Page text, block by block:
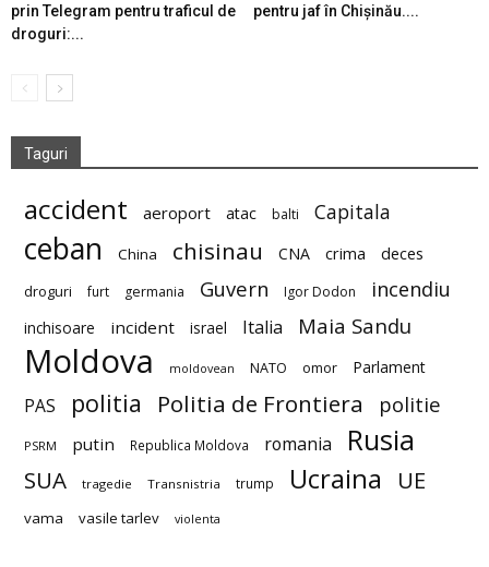
prin Telegram pentru traficul de
droguri:...
pentru jaf în Chișinău....
Taguri
accident aeroport atac balti Capitala
ceban China chisinau CNA crima deces
droguri furt germania Guvern Igor Dodon incendiu
inchisoare incident israel Italia Maia Sandu
Moldova moldovean NATO omor Parlament
PAS politia Politia de Frontiera politie
PSRM putin Republica Moldova romania Rusia
SUA tragedie Transnistria trump Ucraina UE
vama vasile tarlev violenta